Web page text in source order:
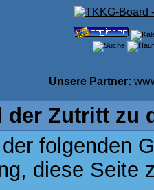
Unsere Partner:
der Zutritt zu
folgenden
diese Seite